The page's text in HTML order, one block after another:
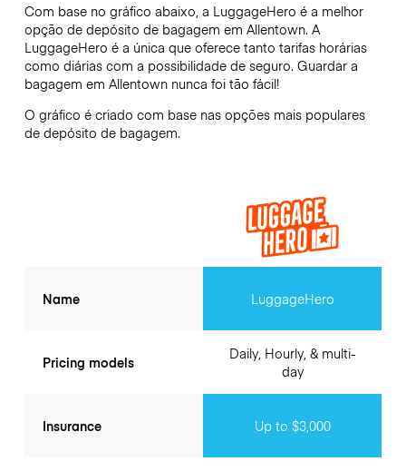
Com base no gráfico abaixo, a LuggageHero é a melhor
opção de depósito de bagagem em Allentown. A
LuggageHero é a única que oferece tanto tarifas horárias
como diárias com a possibilidade de seguro. Guardar a
bagagem em Allentownnunca foi tão fácil!
O gráfico é criado com base nas opções mais populares
de depósito de bagagem.
Name
Pricing models
Insurance
LuggageHero
Daily, Hourly, & multi-
day
Up to $3,000